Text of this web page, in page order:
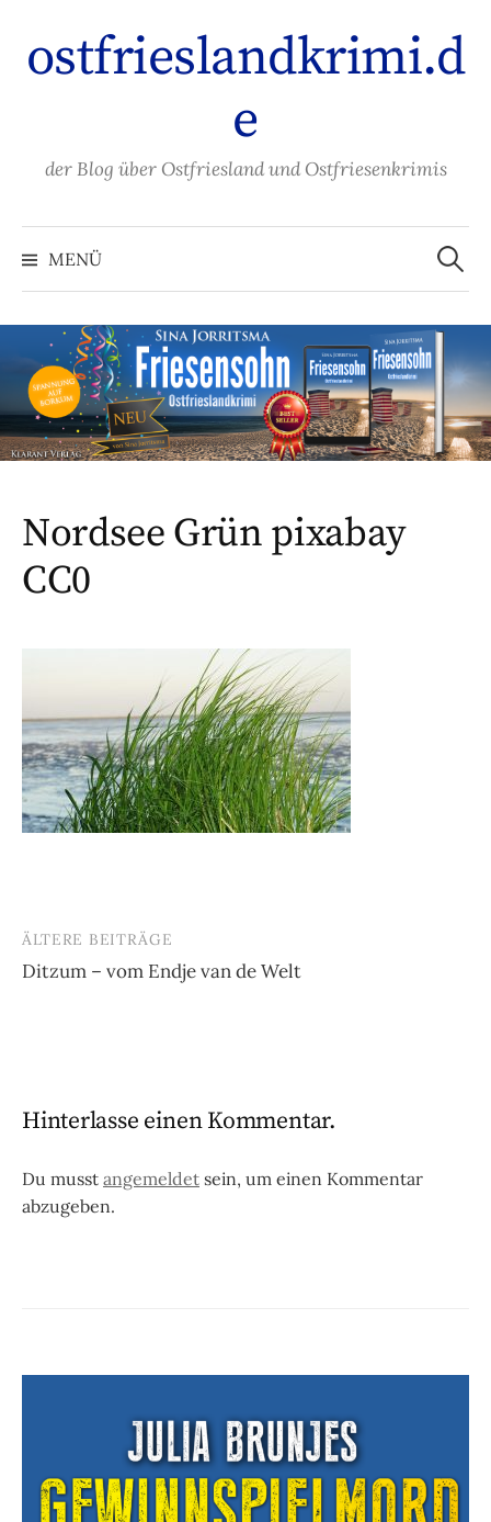
Inhalt
überspringen
ostfrieslandkrimi.d
e
der Blog über Ostfriesland und Ostfriesenkrimis
MENÜ
Suchen
nach:
Nordsee Grün pixabay
CC0
Beitragsnavigation
ÄLTERE BEITRÄGE
Ditzum – vom Endje van de Welt
Hinterlasse einen Kommentar.
Du musst angemeldet sein, um einen Kommentar
abzugeben.